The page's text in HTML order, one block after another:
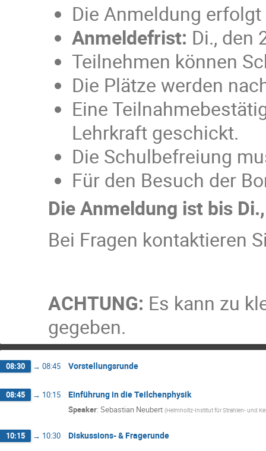
Die Anmeldung
Anmeldefrist: Di., den
Teilnehmen können
Die Plätze werden
Eine
Lehrkraft geschickt.
Die Schulbefreiung
Für den Besuch der
Die Anmeldung ist bis
Bei Fragen kontaktieren
ACHTUNG: Es kann zu
gegeben.
08:30 → 08:45 Vorstellungsrunde
08:45 → 10:15 Einführung in die Teilchenphysik
Speaker: Sebastian Neubert (Helmholtz-Institut für Strahlen- und
10:15 → 10:30 Diskussions- & Fragerunde